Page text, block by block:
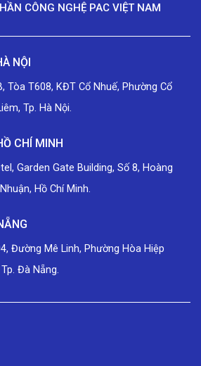
CÔNG NGHỆ PAC VIỆT NAM
NỘI
Tòa T608, KĐT Cổ Nhuế, Phường Cổ
Tp. Hà Nội.
CHÍ MINH
Garden Gate Building, Số 8, Hoàng
Hồ Chí Minh.
Đường Mê Linh, Phường Hòa Hiệp
Đà Nẵng.